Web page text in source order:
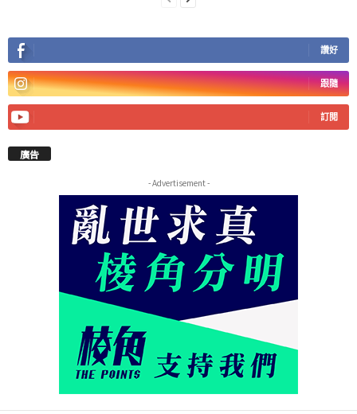
讚好
跟隨
訂閱
廣告
- Advertisement -